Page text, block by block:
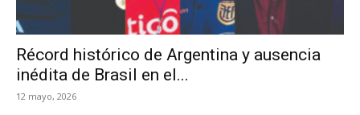
Récord histórico de Argentina y ausencia
inédita de Brasil en el...
12 mayo, 2026